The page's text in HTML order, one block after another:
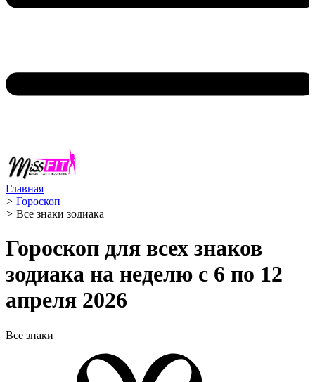
Главная
> Гороскоп
> Все знаки зодиака
Гороскоп для всех знаков
зодиака на неделю с 6 по 12
апреля 2026
Все знаки